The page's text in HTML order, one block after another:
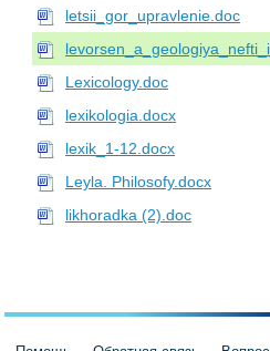
letsii_gor_upravlenie.doc
Lexicology.doc
lexikologia.docx
lexik_1-12.docx
Leyla. Philosofy.docx
likhoradka (2).doc